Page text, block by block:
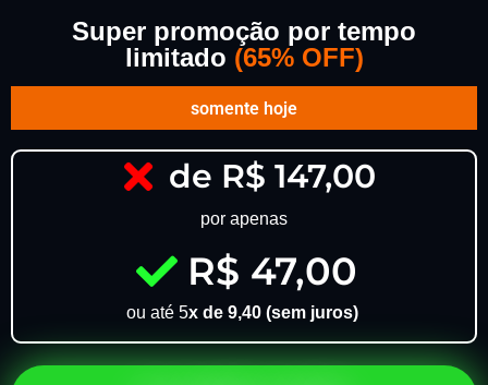
Super promoção por tempo
limitado (65% OFF)
somente hoje
de R$ 147,00
por apenas
R$ 47,00
ou até 5x de 9,40 (sem juros)